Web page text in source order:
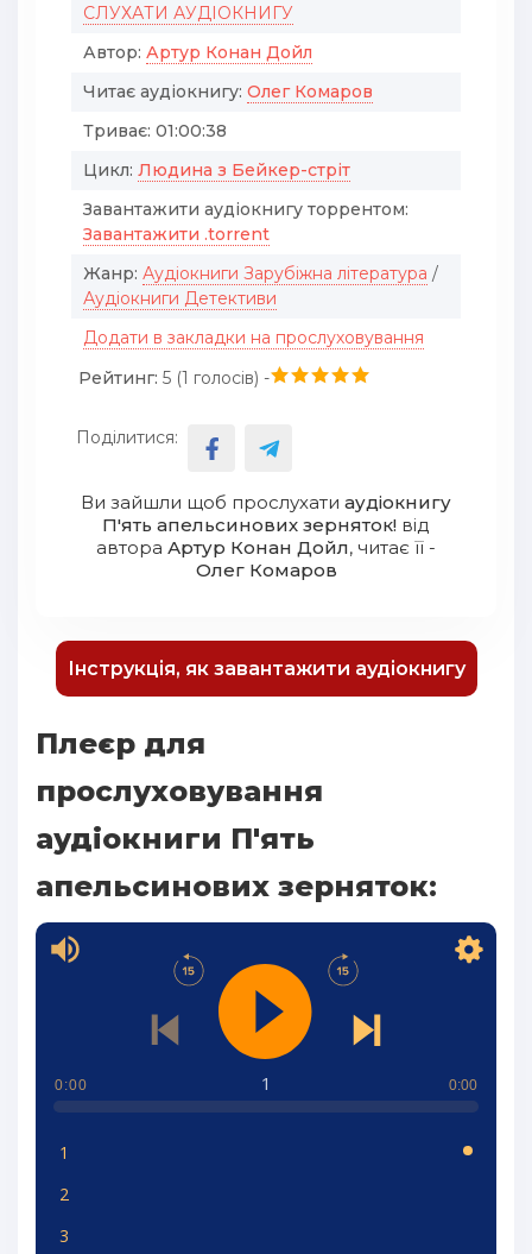
СЛУХАТИ АУДІОКНИГУ
Автор: Артур Конан Дойл
Читає аудіокнигу: Олег Комаров
Триває: 01:00:38
Цикл: Людина з Бейкер-стріт
Завантажити аудіокнигу торрентом:
Завантажити .torrent
Жанр: Аудіокниги Зарубіжна література /
Аудіокниги Детективи
Додати в закладки на прослуховування
Рейтинг: 5 (1 голосів) -
Поділитися:
Ви зайшли щоб прослухати аудіокнигу
П'ять апельсинових зерняток! від
автора Артур Конан Дойл, читає її -
Олег Комаров
Інструкція, як завантажити аудіокнигу
Плеєр для
прослуховування
аудіокниги П'ять
апельсинових зерняток:
1
0:00 0:00
1
2
3